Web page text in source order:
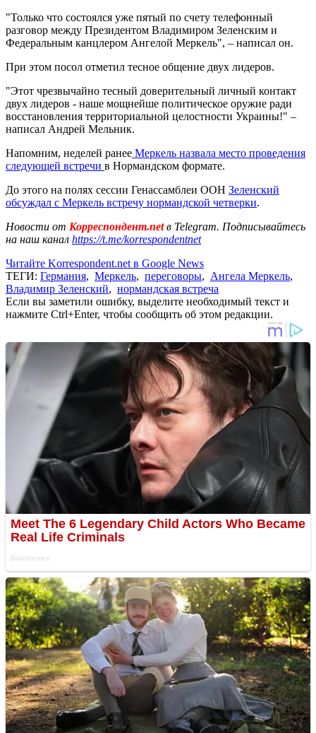
"Только что состоялся уже пятый по счету телефонный
разговор между Президентом Владимиром Зеленским и
Федеральным канцлером Ангелой Меркель", – написал он.
При этом посол отметил тесное общение двух лидеров.
"Этот чрезвычайно тесный доверительный личный контакт
двух лидеров - наше мощнейше политическое оружие ради
восстановления территориальной целостности Украины!" –
написал Андрей Мельник.
Напомним, неделей ранее Меркель назвала место проведения
следующей встречи в Нормандском формате.
До этого на полях сессии Генассамблеи ООН Зеленский
обсуждал с Меркель встречу нормандской четверки.
Новости от Корреспондент.netв Telegram. Подписывайтесь
на наш канал https://t.me/korrespondentnet
Читайте Korrespondent.net в Google News
ТЕГИ: Германия, Меркель, переговоры, Ангела Меркель,
Владимир Зеленский, нормандская встреча
Если вы заметили ошибку, выделите необходимый текст и
нажмите Ctrl+Enter, чтобы сообщить об этом редакции.